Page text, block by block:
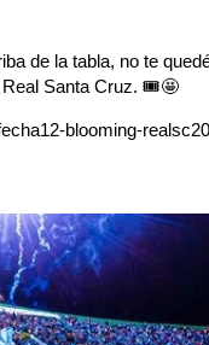
de la tabla, no te
Real Santa Cruz. 🎟️🤩
blooming-